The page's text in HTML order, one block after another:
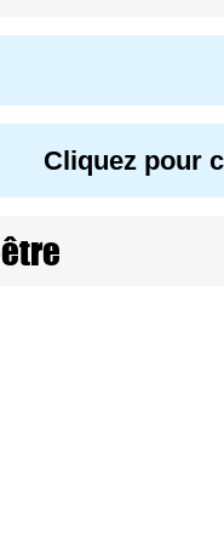
Cliquez pour